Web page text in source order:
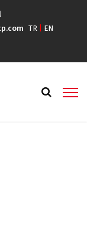
TR EN